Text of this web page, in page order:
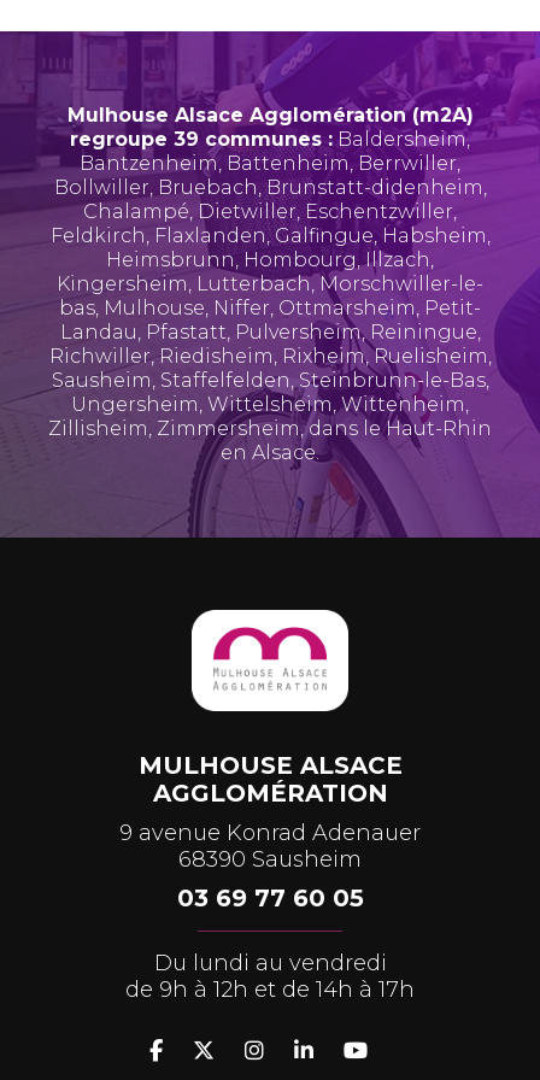
Mulhouse Alsace Agglomération (m2A)
regroupe 39 communes : Baldersheim,
Bantzenheim, Battenheim, Berrwiller,
Bollwiller, Bruebach,Brunstatt-didenheim,
Chalampé, Dietwiller, Eschentzwiller,
Feldkirch, Flaxlanden,Galfingue, Habsheim,
Heimsbrunn, Hombourg,Illzach,
Kingersheim, Lutterbach, Morschwiller-le-
bas, Mulhouse, Niffer, Ottmarsheim, Petit-
Landau, Pfastatt, Pulversheim, Reiningue,
Richwiller, Riedisheim, Rixheim,Ruelisheim,
Sausheim, Staffelfelden, Steinbrunn-le-Bas,
Ungersheim, Wittelsheim,Wittenheim,
Zillisheim, Zimmersheim, dans le Haut-Rhin
en Alsace.
MULHOUSE ALSACE
AGGLOMÉRATION
9 avenue Konrad Adenauer
68390 Sausheim
03 69 77 60 05
Du lundi au vendredi
de 9h à 12h et de 14h à 17h